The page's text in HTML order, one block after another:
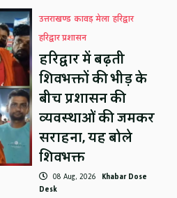
उत्तराखण्ड कावड़ मेला हरिद्वार
हरिद्वार प्रशासन
हरिद्वार में बढ़ती
शिवभक्तों की भीड़ के
बीच प्रशासन की
व्यवस्थाओं की जमकर
सराहना, यह बोले
शिवभक्त
08 Aug, 2026 Khabar Dose
Desk